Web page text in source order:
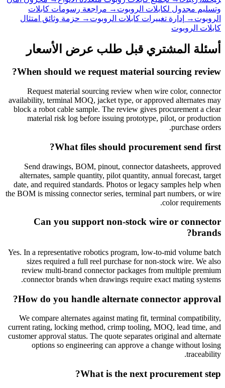
وتسليم مجدول لكابلات الروبوت → مراجعة رسومات كابلات
الروبوت → إدارة تغييرات كابلات الروبوت → حزمة وثائق امتثال
كابلات الروبوت
أسئلة المشتري قبل طلب عرض الأسعار
When should we request material sourcing review?
Request material sourcing review when wire color, connector
availability, terminal MOQ, jacket type, or approved alternates may
block a robot cable sample. The review gives procurement a clear
material risk log before issuing prototype, pilot, or production
purchase orders.
What files should procurement send first?
Send drawings, BOM, pinout, connector datasheets, approved
alternates, sample quantity, pilot quantity, annual forecast, target
date, and required standards. Photos or legacy samples help when
the BOM is missing connector series, terminal part numbers, or wire
color requirements.
Can you support non-stock wire or connector
brands?
Yes. In a representative robotics program, low-to-mid volume batch
sizes required a full reel purchase for non-stock wire. We also
review multi-brand connector packages from multiple premium
connector brands when drawings require exact mating systems.
How do you handle alternate connector approval?
We compare alternates against mating fit, terminal compatibility,
current rating, locking method, crimp tooling, MOQ, lead time, and
customer approval status. The quote separates original and alternate
options so engineering can approve a change without losing
traceability.
What is the next procurement step?